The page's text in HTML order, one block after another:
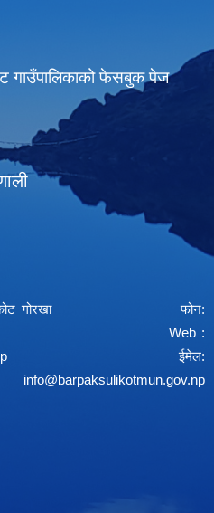
गाउँपालिकाको फेसबुक पेज
ताकुकोट गोरखा फोन:
Web :
ईमेल:
info@barpaksulikotmun.gov.np